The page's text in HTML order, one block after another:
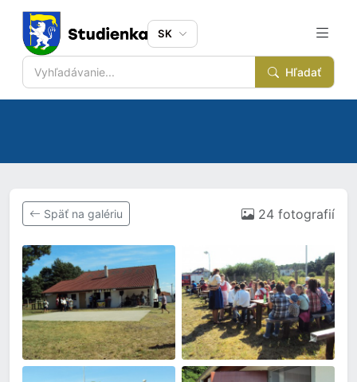
Hľadať
SK
Späť na galériu 24 fotografií